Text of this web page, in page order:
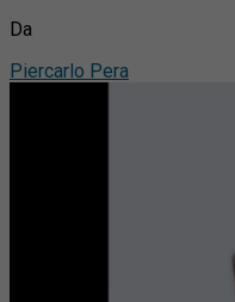
Da
Piercarlo Pera